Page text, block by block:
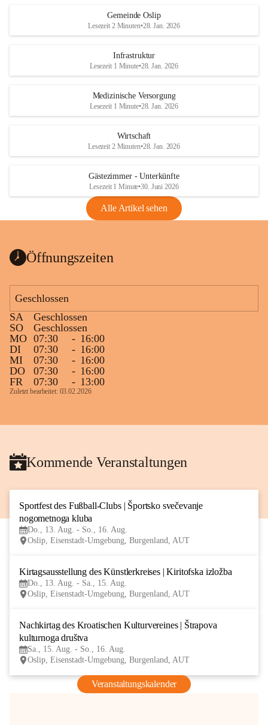
Gemeinde Oslip
Lesezeit 2 Minuten•28. Jan. 2026
Infrastruktur
Lesezeit 1 Minute•28. Jan. 2026
Medizinische Versorgung
Lesezeit 1 Minute•28. Jan. 2026
Wirtschaft
Lesezeit 2 Minuten•28. Jan. 2026
Gästezimmer - Unterkünfte
Lesezeit 1 Minute•30. Juni 2026
Alle Artikel sehen
Öffnungszeiten
Geschlossen
SA
Geschlossen
SO
Geschlossen
MO 07:30 - 16:00
DI
07:30 - 16:00
MI
07:30 - 16:00
DO
07:30 - 16:00
FR
07:30 - 13:00
Zuletzt bearbeitet: 03.02.2026
Kommende Veranstaltungen
Sportfest des Fußball-Clubs | Športsko svečevanje
nogometnoga kluba
Do., 13. Aug. - So., 16. Aug.
Oslip, Eisenstadt-Umgebung, Burgenland, AUT
Kirtagsausstellung des Künstlerkreises | Kiritofska izložba
Do., 13. Aug. - Sa., 15. Aug.
Oslip, Eisenstadt-Umgebung, Burgenland, AUT
Nachkirtag des Kroatischen Kulturvereines | Štrapova
kulturnoga društva
Sa., 15. Aug. - So., 16. Aug.
Oslip, Eisenstadt-Umgebung, Burgenland, AUT
Veranstaltungskalender